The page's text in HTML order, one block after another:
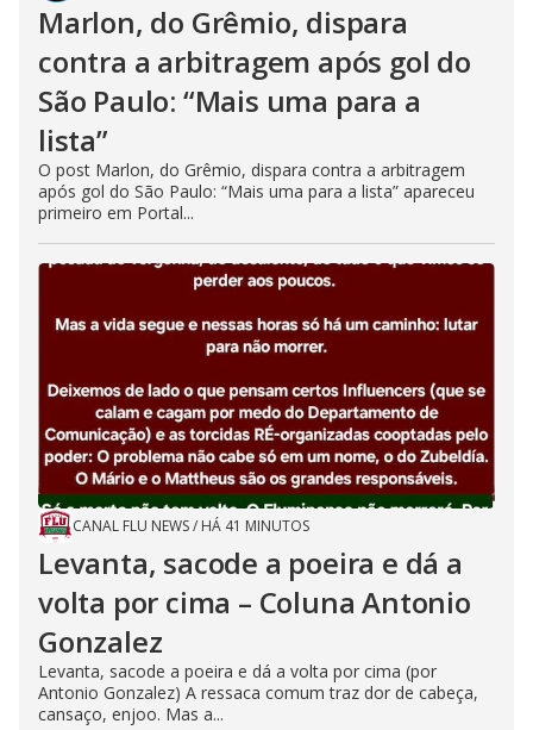
Marlon, do Grêmio, dispara
contra a arbitragem após gol do
São Paulo: “Mais uma para a
lista”
O post Marlon, do Grêmio, dispara contra a arbitragem
após gol do São Paulo: “Mais uma para a lista” apareceu
primeiro em Portal...
CANAL FLU NEWS/ HÁ 41 MINUTOS
Levanta, sacode a poeira e dá a
volta por cima – Coluna Antonio
Gonzalez
Levanta, sacode a poeira e dá a volta por cima (por
Antonio Gonzalez) A ressaca comum traz dor de cabeça,
cansaço, enjoo. Mas a...